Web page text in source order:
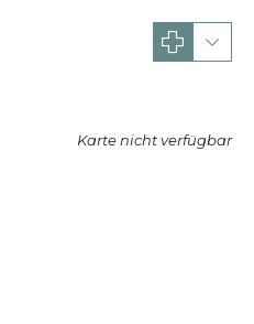
Karte nicht verfügbar